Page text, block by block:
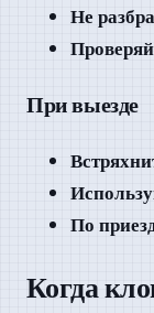
Не
При выезде
По
Когда